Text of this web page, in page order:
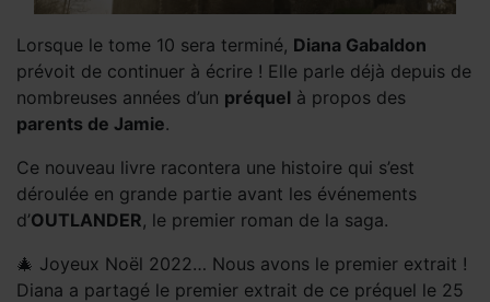
les projecteurs
Lorsque le tome 10 sera terminé, Diana Gabaldon
prévoit de continuer à écrire ! Elle parle déjà depuis de
nombreuses années d’un préquel à propos des
parents de Jamie.
Ce nouveau livre racontera une histoire qui s’est
déroulée en grande partie avant les événements
d’OUTLANDER, le premier roman de la saga.
🎄 Joyeux Noël 2022… Nous avons le premier extrait !
Diana a partagé le premier extrait de ce préquel le 25